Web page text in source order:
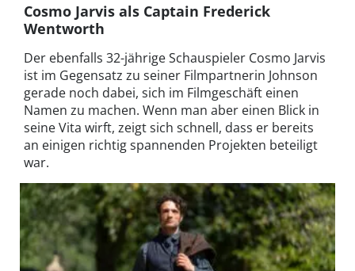
Cosmo Jarvis als Captain Frederick
Wentworth
Der ebenfalls 32-jährige Schauspieler Cosmo Jarvis
ist im Gegensatz zu seiner Filmpartnerin Johnson
gerade noch dabei, sich im Filmgeschäft einen
Namen zu machen. Wenn man aber einen Blick in
seine Vita wirft, zeigt sich schnell, dass er bereits
an einigen richtig spannenden Projekten beteiligt
war.